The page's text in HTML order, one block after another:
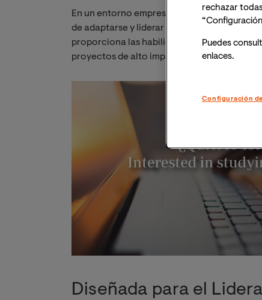
En un entorno empresarial en constante
de adaptarse y liderar el cambio. Si buscas
proporciona las habilidades,
proyectos de alto impacto y convertirte en
Diseñada para el
rechazar
Puedes
enlaces.
Configuración